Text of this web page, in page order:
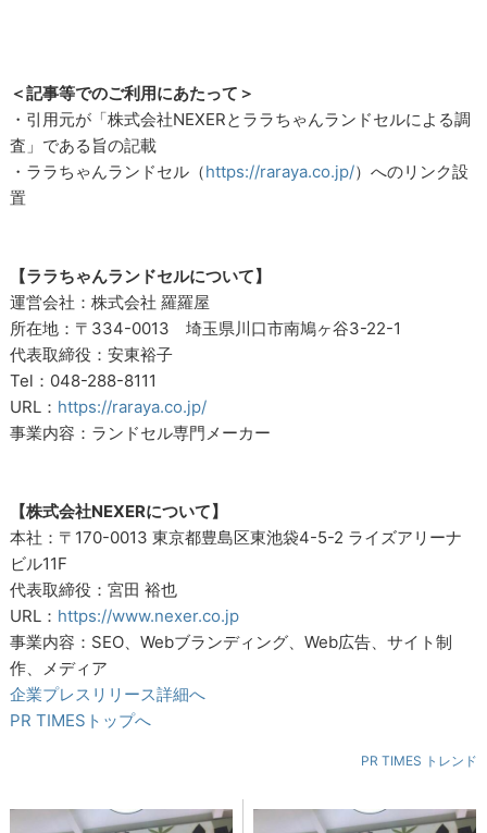
＜記事等でのご利用にあたって＞
・引用元が「株式会社NEXERとララちゃんランドセルによる調
査」である旨の記載
・ララちゃんランドセル（https://raraya.co.jp/）へのリンク設
置
【ララちゃんランドセルについて】
運営会社：株式会社 羅羅屋
所在地：〒334-0013 埼玉県川口市南鳩ヶ谷3-22-1
代表取締役：安東裕子
Tel：048-288-8111
URL： https://raraya.co.jp/
事業内容：ランドセル専門メーカー
【株式会社NEXERについて】
本社：〒170-0013 東京都豊島区東池袋4-5-2 ライズアリーナ
ビル11F
代表取締役：宮田 裕也
URL： https://www.nexer.co.jp
事業内容：SEO、Webブランディング、Web広告、サイト制
作、メディア
企業プレスリリース詳細へ
PR TIMESトップへ
PR TIMES トレンド